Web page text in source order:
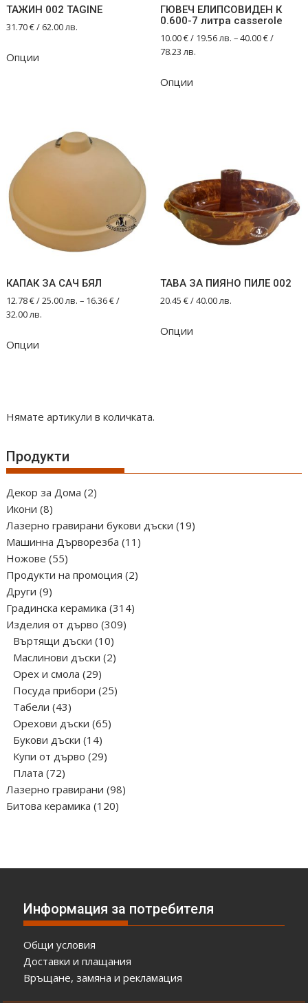
ТАЖИН 002 TAGINE
31.70€/ 62.00 лв.
Опции
ГЮВЕЧ ЕЛИПСОВИДЕН К
0.600-7 литра casserole
10.00€/ 19.56 лв. –40.00€/
78.23 лв.
Опцииproduct
options
may
be
chosen
on
page
КАПАК ЗА САЧ БЯЛ
12.78€/ 25.00 лв.– 16.36€/
32.00 лв.
Опции
The
be
on
the
product
page
ТАВА ЗА ПИЯНО ПИЛЕ 002
20.45 €/ 40.00 лв.
Опции
Нямате артикули в количката.
Продукти
Декор за Дома 22
Икони 88
продукта
Лазерно гравирани букови дъски 1919
Машинна Дърворезба 11 11
Ножове 5555
продукта
Продукти на промоция 22
Други 99
продукта
Градинска керамика 314314
Изделия от дърво 309309
Въртящи дъски 1010
продукта
Маслинови дъски 22
Орех и смола 2929
продукта
Посуда прибори 2525
Табели 4343
продукта
Орехови дъски 6565
Букови дъски 1414
продукта
Купи от дърво 2929
Плата 7272
продукта
Лазерно гравирани 9898
Битова керамика 120120
Информация за потребителя
Общи условия
Доставки и плащания
Връщане, замяна и рекламация